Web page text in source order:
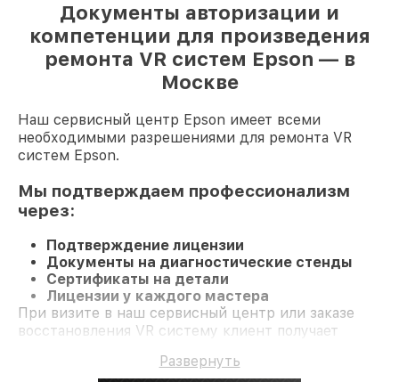
Документы авторизации и
компетенции для произведения
ремонта VR систем Epson — в
Москве
Наш сервисный центр Epson имеет всеми
необходимыми разрешениями для ремонта VR
систем Epson.
Мы подтверждаем профессионализм
через:
Подтверждение лицензии
Документы на диагностические стенды
Сертификаты на детали
Лицензии у каждого мастера
При визите в наш сервисный центр или заказе
восстановления VR систему клиент получает
Развернуть